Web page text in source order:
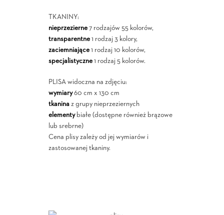
TKANINY:
nieprzezierne7 rodzajów 55 kolorów,
transparentne1 rodzaj 3 kolory,
zaciemniające1 rodzaj 10 kolorów,
specjalistyczne1 rodzaj 5 kolorów.
PLISA widoczna na zdjęciu:
wymiary60 cm x 130 cm
tkaninaz grupy nieprzeziernych
elementybiałe (dostępne również brązowe
lub srebrne)
Cena plisy zależy od jej wymiarów i
zastosowanej tkaniny.